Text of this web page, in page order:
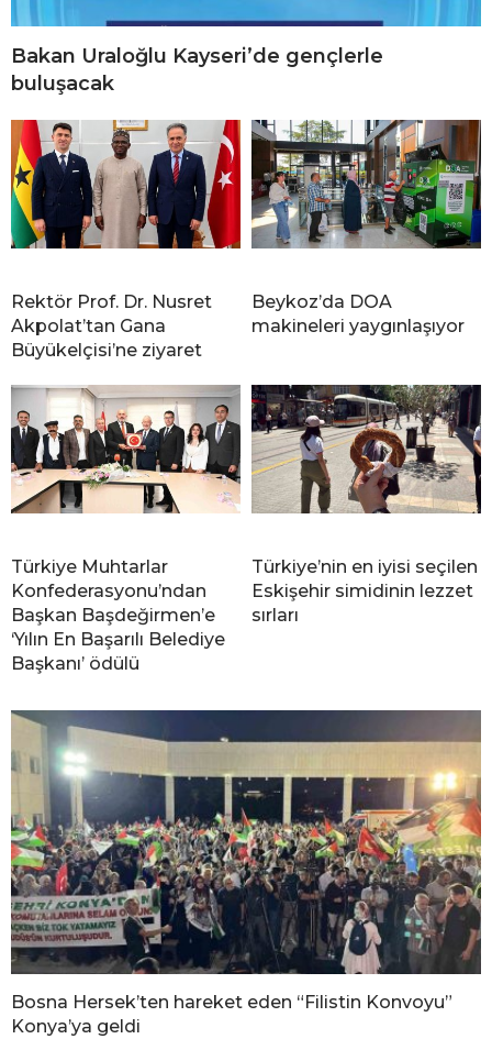
Bakan Uraloğlu Kayseri’de gençlerle
buluşacak
Rektör Prof. Dr. Nusret
Akpolat’tan Gana
Büyükelçisi’ne ziyaret
Beykoz’da DOA
makineleri yaygınlaşıyor
Türkiye Muhtarlar
Konfederasyonu’ndan
Başkan Başdeğirmen’e
‘Yılın En Başarılı Belediye
Başkanı’ ödülü
Türkiye’nin en iyisi seçilen
Eskişehir simidinin lezzet
sırları
Bosna Hersek’ten hareket eden “Filistin Konvoyu”
Konya’ya geldi